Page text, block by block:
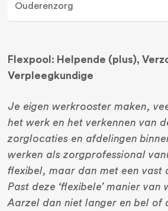
Ouderenzorg
Flexpool: Helpende (plus),
Verpleegkundige
Je eigen werkrooster maken,
het werk en het verkennen van
zorglocaties en afdelingen
werken als zorgprofessional
flexibel, maar dan met een vast
Past deze ‘flexibele’ manier van
Aarzel dan niet langer en bel of